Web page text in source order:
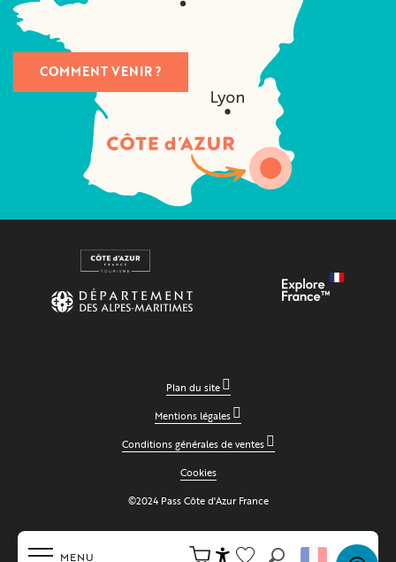
MENU
COMMENT VENIR ?
Plan du site
Mentions légales
Conditions générales de ventes
Cookies
©2024 Pass Côte d'Azur France